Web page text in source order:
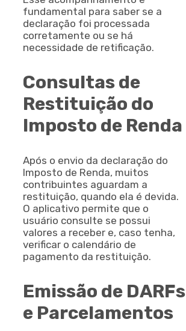
fundamental para saber se a
declaração foi processada
corretamente ou se há
necessidade de retificação.
Consultas de
Restituição do
Imposto de Renda
Após o envio da declaração do
Imposto de Renda, muitos
contribuintes aguardam a
restituição, quando ela é devida.
O aplicativo permite que o
usuário consulte se possui
valores a receber e, caso tenha,
verificar o calendário de
pagamento da restituição.
Emissão de DARFs
e Parcelamentos